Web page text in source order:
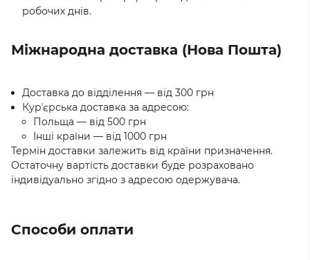
робочих днів.
Міжнародна доставка (Нова Пошта)
Доставка до відділення — від 300 грн
Курʼєрська доставка за адресою:
Польща — від 500 грн
Інші країни — від 1000 грн
Термін доставки залежить від країни призначення.
Остаточну вартість доставки буде розраховано
індивідуально згідно з адресою одержувача.
Способи оплати